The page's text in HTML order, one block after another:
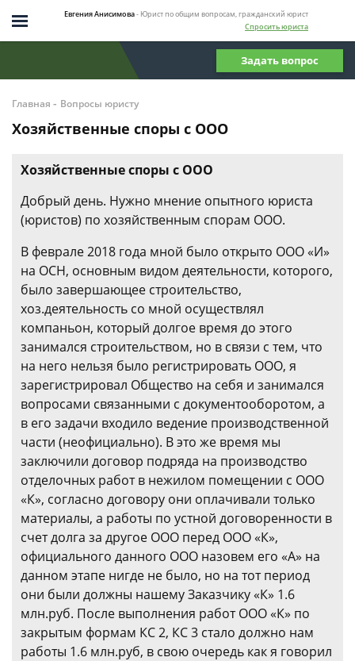
Евгения Анисимова- Юрист по общим вопросам, гражданский юрист
Спросить юриста
Задать вопрос
Главная - Вопросы юристу
Хозяйственные споры с ООО
Хозяйственные споры с ООО
Добрый день. Нужно мнение опытного юриста
(юристов) по хозяйственным спорам ООО.
В феврале 2018 года мной было открыто ООО «И»
на ОСН, основным видом деятельности, которого,
было завершающее строительство,
хоз.деятельность со мной осуществлял
компаньон, который долгое время до этого
занимался строительством, но в связи с тем, что
на него нельзя было регистрировать ООО, я
зарегистрировал Общество на себя и занимался
вопросами связанными с документооборотом, а
в его задачи входило ведение производственной
части (неофициально). В это же время мы
заключили договор подряда на производство
отделочных работ в нежилом помещении с ООО
«К», согласно договору они оплачивали только
материалы, а работы по устной договоренности в
счет долга за другое ООО перед ООО «К»,
официального данного ООО назовем его «А» на
данном этапе нигде не было, но на тот период
они были должны нашему Заказчику «К» 1.6
млн.руб. После выполнения работ ООО «К» по
закрытым формам КС 2, КС 3 стало должно нам
работы 1.6 млн.руб, в свою очередь как я говорил